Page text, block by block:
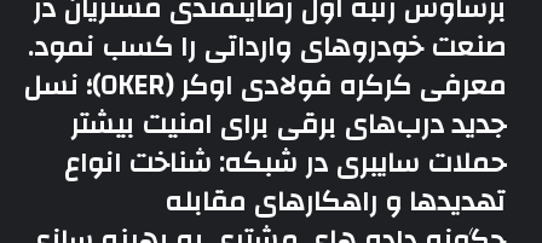
صنعت خودروهای وارداتی را کسب نمود.
معرفی کرکره فولادی اوکر (OKER)؛ نسل
جدید درب‌های برقی برای امنیت بیشتر
حملات سایبری در شبکه: شناخت انواع
تهدیدها و راهکارهای مقابله